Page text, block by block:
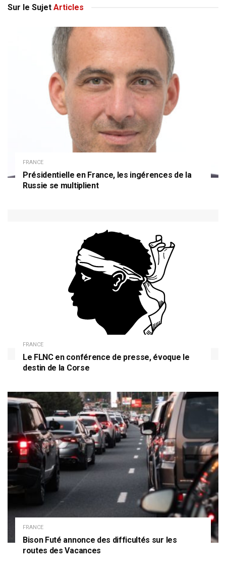
Sur le Sujet Articles
FRANCE
Présidentielle en France, les ingérences de la
Russie se multiplient
FRANCE
Le FLNC en conférence de presse, évoque le
destin de la Corse
FRANCE
Bison Futé annonce des difficultés sur les
routes des Vacances